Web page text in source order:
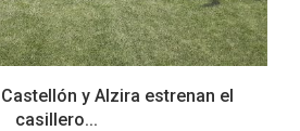
Castellón y Alzira estrenan el
casillero...